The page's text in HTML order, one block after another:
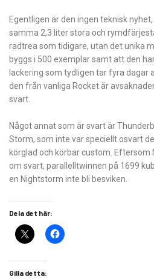
Egentligen är den ingen teknisk
samma 2,3 liter stora och
radtrea som tidigare, utan det unika
byggs i 500 exemplar samt att den
lackering som tydligen tar fyra dagar
den från vanliga Rocket är
svart.
Något annat som är svart är
Storm, som inte var speciellt osvart
körglad och körbar custom.
om svart, parallelltwinnen på 1699
en Nightstorm inte bli besviken.
Dela det här:
Gilla detta: